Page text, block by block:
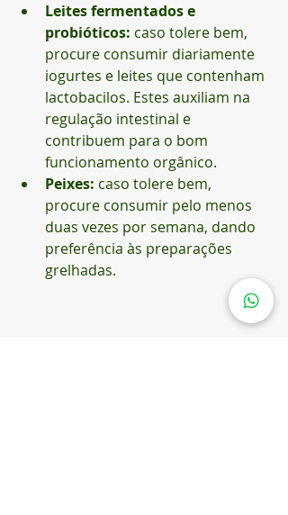
Leites fermentados e
probióticos: caso tolere bem,
procure consumir diariamente
iogurtes e leites que contenham
lactobacilos. Estes auxiliam na
regulação intestinal e
contribuem para o bom
funcionamento orgânico.
Peixes: caso tolere bem,
procure consumir pelo menos
duas vezes por semana, dando
preferência às preparações
grelhadas.